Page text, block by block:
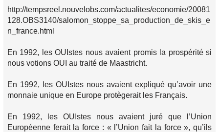
http://tempsreel.nouvelobs.com/actualites/economie/20081
128.OBS3140/salomon_stoppe_sa_production_de_skis_e
n_france.html
En 1992, les OUIstes nous avaient promis la prospérité si
nous votions OUI au traité de Maastricht.
En 1992, les OUIstes nous avaient expliqué qu’avoir une
monnaie unique en Europe protègerait les Français.
En 1992, les OUIstes nous avaient juré que l’Union
Européenne ferait la force : « l’Union fait la force », qu’ils